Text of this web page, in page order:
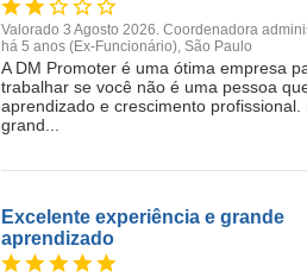
Valorado 3 Agosto 2026. Coordenadora
há 5 anos (Ex-Funcionário), São Paulo
A DM Promoter é uma ótima empresa
trabalhar se você não é uma pessoa
aprendizado e crescimento profissional.
grand...
Excelente experiência e grande
aprendizado